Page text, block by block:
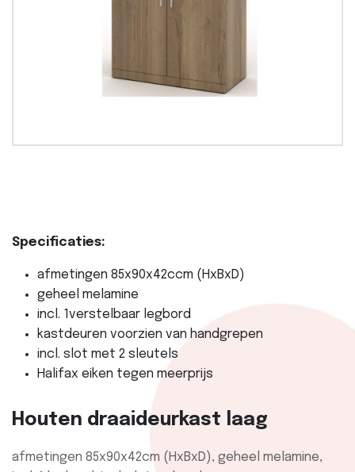
Specificaties:
afmetingen 85x90x42ccm (HxBxD)
geheel melamine
incl. 1verstelbaar legbord
kastdeuren voorzien van handgrepen
incl. slot met 2 sleutels
Halifax eiken tegen meerprijs
Houten draaideurkast laag
afmetingen 85x90x42cm (HxBxD), geheel melamine,